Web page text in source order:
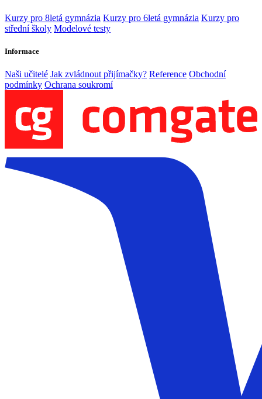
Kurzy pro 8letá gymnázia Kurzy pro 6letá gymnázia Kurzy pro
střední školy Modelové testy
Informace
Naši učitelé Jak zvládnout přijímačky? Reference Obchodní
podmínky Ochrana soukromí